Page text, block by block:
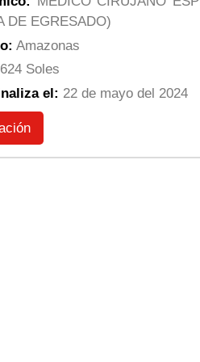
DE EGRESADO)
Amazonas
Soles
el: 22 de mayo del 2024